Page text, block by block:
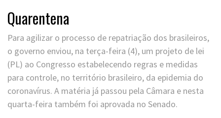
Quarentena
Para agilizar o processo de repatriação dos brasileiros,
o governo enviou, na terça-feira (4), um projeto de lei
(PL) ao Congresso estabelecendo regras e medidas
para controle, no território brasileiro, da epidemia do
coronavírus. A matéria já passou pela Câmara e nesta
quarta-feira também foi aprovada no Senado.